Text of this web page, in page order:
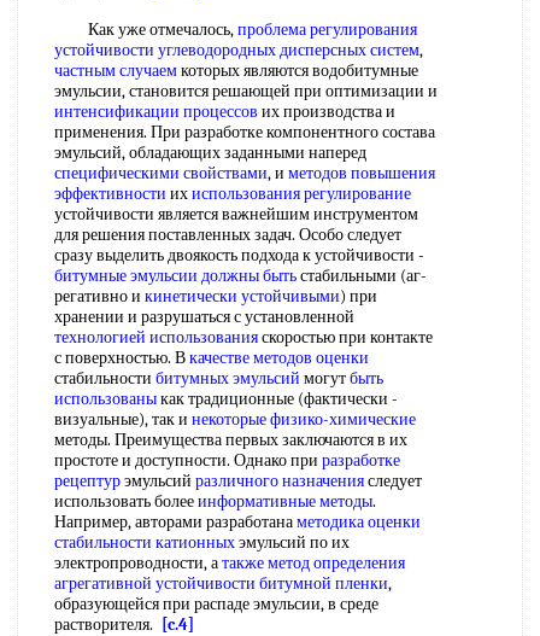
Как уже отмечалось,проблема регулирования
устойчивости углеводородныхдисперсных систем,
частным случаемкоторых являются водобитумные
эмульсии, становится решающей при оптимизации и
интенсификации процессов их производства и
применения. При разработке компонентного состава
эмульсий, обладающих заданными наперед
специфическими свойствами, и методов повышения
эффективности ихиспользования регулирование
устойчивости является важнейшим инструментом
для решения поставленных задач. Особо следует
сразу выделить двоякость подхода к устойчивости -
битумные эмульсии должны бытьстабильными (аг-
регативно и кинетически устойчивыми) при
хранении и разрушаться с установленной
технологией использованияскоростью при контакте
с поверхностью. Вкачестве методов оценки
стабильности битумных эмульсий могутбыть
использованыкак традиционные (фактически -
визуальные), так и некоторые физико-химические
методы. Преимущества первых заключаются в их
простоте и доступности. Однако при разработке
рецептурэмульсий различного назначенияследует
использовать болееинформативные методы.
Например, авторами разработанаметодика оценки
стабильности катионныхэмульсий по их
электропроводности, атакже метод определения
агрегативной устойчивости битумной пленки,
образующейся при распаде эмульсии, в среде
растворителя.
[c.4]